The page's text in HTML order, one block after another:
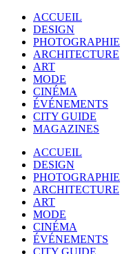
ACCUEIL
DESIGN
PHOTOGRAPHIE
ARCHITECTURE
ART
MODE
CINÉMA
ÉVÉNEMENTS
CITY GUIDE
MAGAZINES
ACCUEIL
DESIGN
PHOTOGRAPHIE
ARCHITECTURE
ART
MODE
CINÉMA
ÉVÉNEMENTS
CITY GUIDE